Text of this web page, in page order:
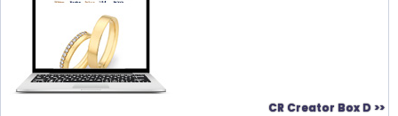
CR Creator Box D >>